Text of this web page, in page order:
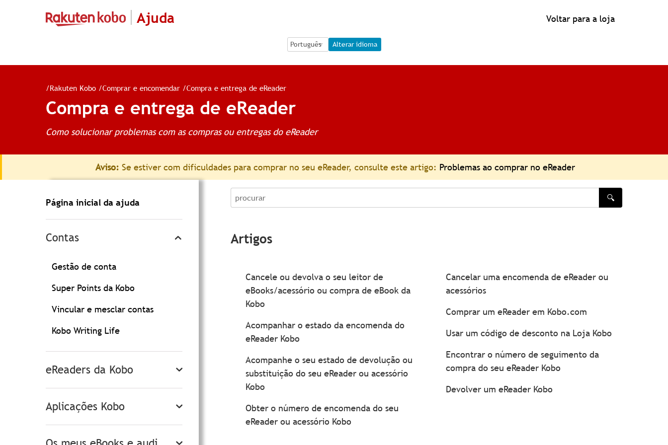
Ajuda Voltar para a loja
Language Selection
Language Selection
Alterar idioma
/Rakuten Kobo /Comprar e encomendar /Compra e entrega de eReader
Compra e entrega de eReader
Como solucionar problemas com as compras ou entregas do eReader
Aviso: Se estiver com dificuldades para comprar no seu eReader, consulte este artigo: Problemas ao comprar no eReader
Página inicial da ajuda
Contas
Gestão de conta
Super Points da Kobo
Vincular e mesclar contas
Kobo Writing Life
eReaders da Kobo
Aplicações Kobo
procurar
🔍
Artigos
Cancele ou devolva o seu leitor de
eBooks/acessório ou compra de eBook da
Kobo
Acompanhar o estado da encomenda do
eReader Kobo
Acompanhe o seu estado de devolução ou
substituição do seu eReader ou acessório
Kobo
Obter o número de encomenda do seu
eReader ou acessório Kobo
Cancelar uma encomenda de eReader ou
acessórios
Comprar um eReader em Kobo.com
Usar um código de desconto na Loja Kobo
Encontrar o número de seguimento da
compra do seu eReader Kobo
Devolver um eReader Kobo